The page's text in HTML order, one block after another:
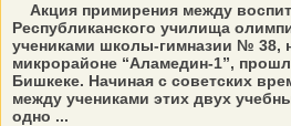
Акция примирения между
Республиканского училища
учениками школы-гимназии № 38,
микрорайоне “Аламедин-1”,
Бишкеке. Начиная с советских
между учениками этих двух
одно ...